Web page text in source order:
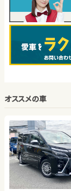
オススメの車